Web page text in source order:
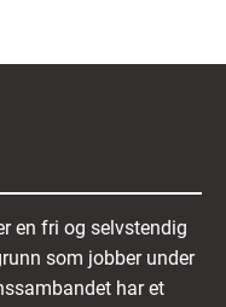
en fri og selvstendig
som jobber under
har et